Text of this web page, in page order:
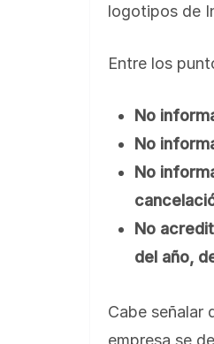
logotipos de
Entre los
No
No
No
No
del año,
Cabe señalar
empresa se